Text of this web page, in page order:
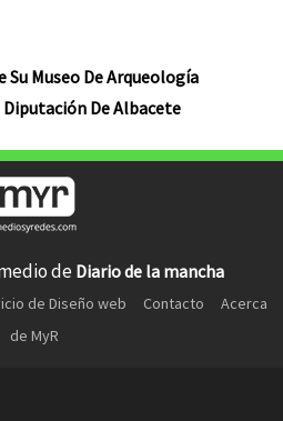
Su Museo De Arqueología
De Albacete
de Diario de la mancha
de Diseño web Contacto
Acerca
de MyR